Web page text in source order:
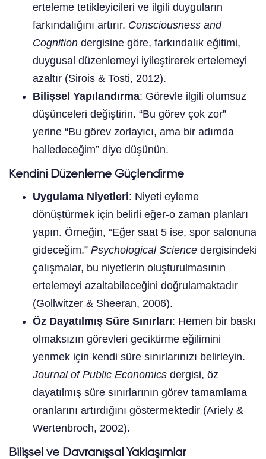
erteleme tetikleyicileri ve ilgili duyguların
farkındalığını artırır. Consciousness and
Cognition dergisine göre, farkındalık eğitimi,
duygusal düzenlemeyi iyileştirerek ertelemeyi
azaltır (Sirois & Tosti, 2012).
Bilişsel Yapılandırma: Görevle ilgili olumsuz
düşünceleri değiştirin. “Bu görev çok zor”
yerine “Bu görev zorlayıcı, ama bir adımda
halledeceğim” diye düşünün.
Kendini Düzenleme Güçlendirme
Uygulama Niyetleri: Niyeti eyleme
dönüştürmek için belirli eğer-o zaman planları
yapın. Örneğin, “Eğer saat 5 ise, spor salonuna
gideceğim.” Psychological Science dergisindeki
çalışmalar, bu niyetlerin oluşturulmasının
ertelemeyi azaltabileceğini doğrulamaktadır
(Gollwitzer & Sheeran, 2006).
Öz Dayatılmış Süre Sınırları: Hemen bir baskı
olmaksızın görevleri geciktirme eğilimini
yenmek için kendi süre sınırlarınızı belirleyin.
Journal of Public Economics dergisi, öz
dayatılmış süre sınırlarının görev tamamlama
oranlarını artırdığını göstermektedir (Ariely &
Wertenbroch, 2002).
Bilişsel ve Davranışsal Yaklaşımlar